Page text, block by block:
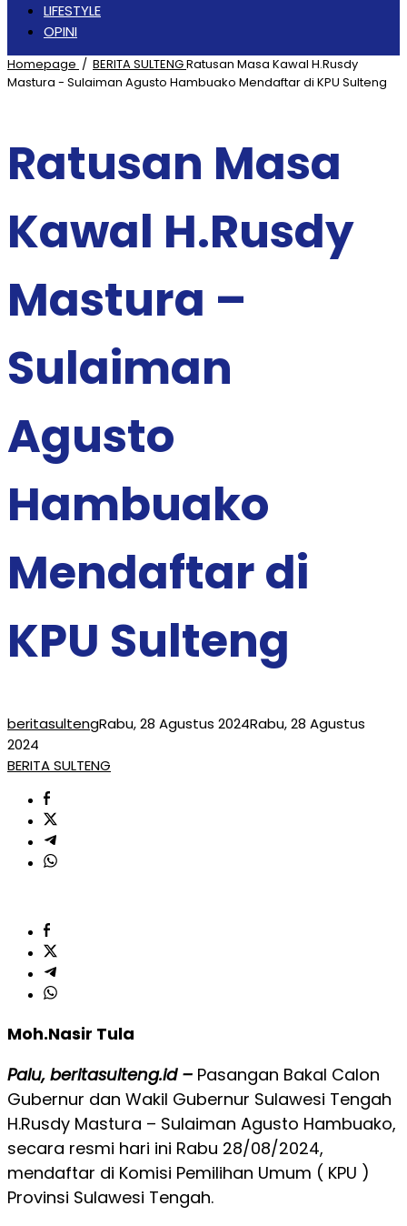
LIFESTYLE
OPINI
Homepage / BERITA SULTENGRatusan Masa Kawal H.Rusdy
Mastura - Sulaiman Agusto Hambuako Mendaftar di KPU Sulteng
Ratusan Masa
Kawal H.Rusdy
Mastura –
Sulaiman
Agusto
Hambuako
Mendaftar di
KPU Sulteng
beritasultengRabu, 28 Agustus 2024Rabu, 28 Agustus
2024
BERITA SULTENG
Moh.Nasir Tula
Palu, beritasulteng.id – Pasangan Bakal Calon
Gubernur dan Wakil Gubernur Sulawesi Tengah
H.Rusdy Mastura – Sulaiman Agusto Hambuako,
secara resmi hari ini Rabu 28/08/2024,
mendaftar di Komisi Pemilihan Umum ( KPU )
Provinsi Sulawesi Tengah.